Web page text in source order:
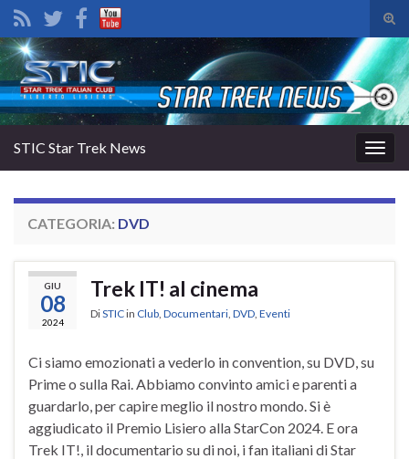
il
di
Search for:
la
STIC Star Trek News
CATEGORIA: DVD
GIU
08
2024
Trek IT! al cinema
DiSTICin Club Documentari DVD Eventi
Ci siamo emozionati a vederlo in convention, su DVD, su
Prime o sulla Rai. Abbiamo convinto amici e parenti a
guardarlo, per capire meglio il nostro mondo. Si è
aggiudicato il Premio Lisiero alla StarCon 2024. E ora
Trek IT!, il documentario su di noi, i fan italiani di Star